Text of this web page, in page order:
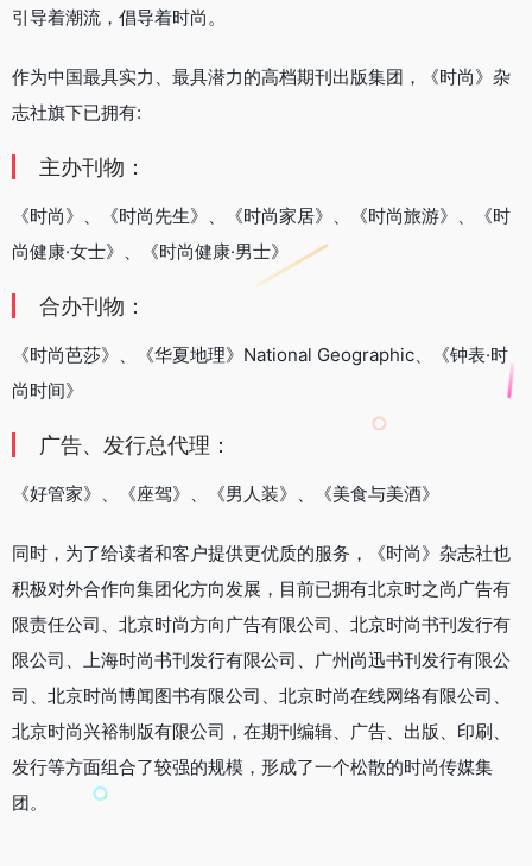
引导着潮流，倡导着时尚。
作为中国最具实力、最具潜力的高档期刊出版集团，《时尚》杂
志社旗下已拥有:
主办刊物：
《时尚》、《时尚先生》、《时尚家居》、《时尚旅游》、《时
尚健康·女士》、《时尚健康·男士》
合办刊物：
《时尚芭莎》、《华夏地理》National Geographic、《钟表·时
尚时间》
广告、发行总代理：
《好管家》、《座驾》、《男人装》、《美食与美酒》
同时，为了给读者和客户提供更优质的服务，《时尚》杂志社也
积极对外合作向集团化方向发展，目前已拥有北京时之尚广告有
限责任公司、北京时尚方向广告有限公司、北京时尚书刊发行有
限公司、上海时尚书刊发行有限公司、广州尚迅书刊发行有限公
司、北京时尚博闻图书有限公司、北京时尚在线网络有限公司、
北京时尚兴裕制版有限公司，在期刊编辑、广告、出版、印刷、
发行等方面组合了较强的规模，形成了一个松散的时尚传媒集
团。